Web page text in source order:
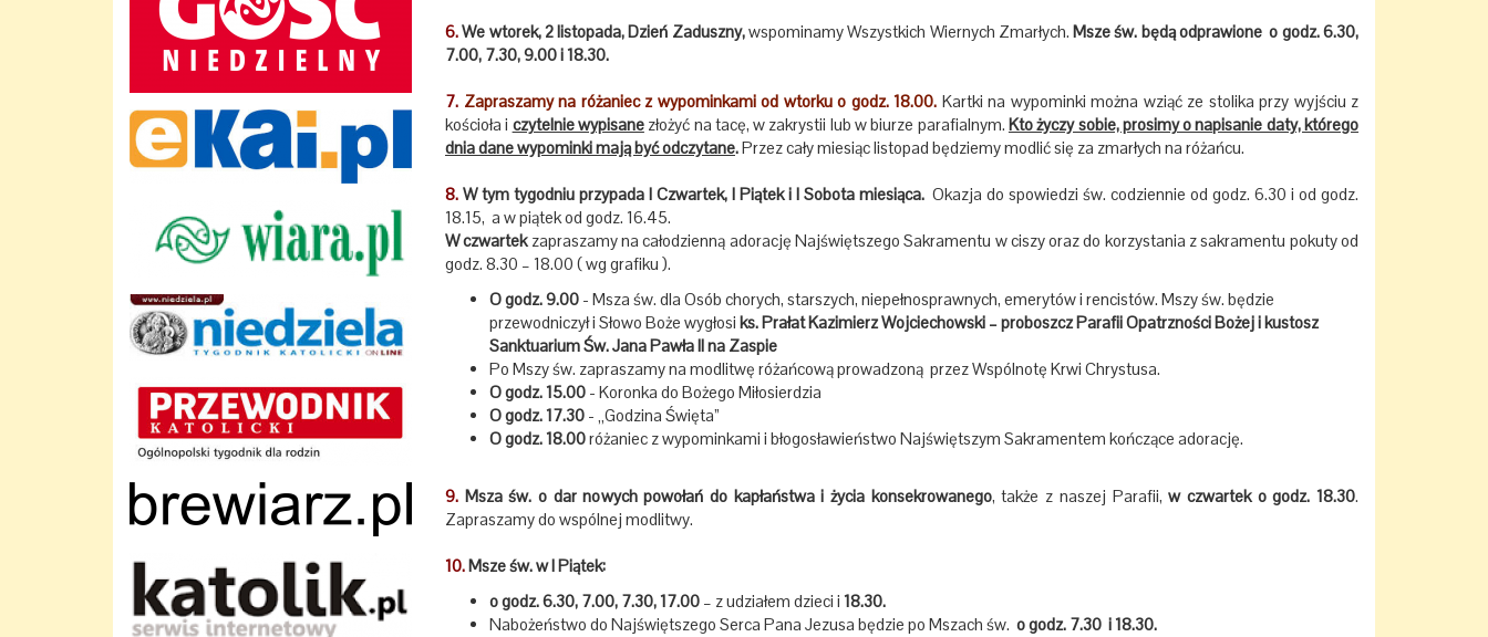
6.We wtorek, 2 listopada, Dzień Zaduszny,wspominamy Wszystkich Wiernych Zmarłych.Msze św. będą odprawione o godz. 6.30,
7.00, 7.30, 9.00 i 18.30.
7. Zapraszamy na różaniec z wypominkami od wtorku o godz. 18.00. Kartki na wypominki można wziąć ze stolika przy wyjściu z
kościoła i czytelnie wypisanezłożyć na tacę, w zakrystii lub w biurze parafialnym. Kto życzy sobie, prosimy o napisanie daty, którego
dnia dane wypominki mają być odczytane.Przez cały miesiąc listopad będziemy modlić się za zmarłych na różańcu.
8. W tym tygodniu przypada I Czwartek, I Piątek i I Sobota miesiąca.Okazja do spowiedzi św. codziennie od godz. 6.30 i od godz.
18.15, a w piątek od godz. 16.45.
W czwartekzapraszamy na całodzienną adorację Najświętszego Sakramentu w ciszy oraz do korzystania z sakramentu pokuty od
godz. 8.30 – 18.00 ( wg grafiku ).
O godz. 9.00 - Msza św. dla Osób chorych, starszych, niepełnosprawnych, emerytów i rencistów. Mszy św. będzie
przewodniczył i Słowo Boże wygłosi ks. Prałat Kazimierz Wojciechowski – proboszcz Parafii Opatrzności Bożej i kustosz
Sanktuarium Św. Jana Pawła II na Zaspie
Po Mszy św. zapraszamy na modlitwę różańcową prowadzoną przez Wspólnotę Krwi Chrystusa.
O godz. 15.00 - Koronka do Bożego Miłosierdzia
O godz. 17.30 - „Godzina Święta”
O godz. 18.00różaniec z wypominkami i błogosławieństwo Najświętszym Sakramentem kończące adorację.
9. Msza św. o dar nowych powołań do kapłaństwa i życia konsekrowanego, także z naszej Parafii,w czwartek o godz. 18.30.
Zapraszamy do wspólnej modlitwy.
10.Msze św. w I Piątek:
o godz. 6.30, 7.00, 7.30, 17.00 – z udziałem dzieci i 18.30.
Nabożeństwo do Najświętszego Serca Pana Jezusa będzie po Mszach św. o godz. 7.30 i 18.30.